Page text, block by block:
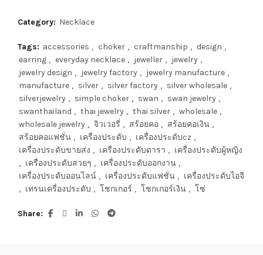
Category: Necklace
Tags: accessories , choker , craftmanship , design ,
earring , everyday necklace , jeweller , jewelry ,
jewelry design , jewelry factory , jewelry manufacture ,
manufacture , silver , silver factory , silver wholesale ,
silverjewelry , simple choker , swan , swan jewelry ,
swanthailand , thai jewelry , thai silver , wholesale ,
wholesale jewelry , จิวเวอรี่ , สร้อยคอ , สร้อยคอเงิน ,
สร้อยคอแฟชั่น , เครื่องประดับ , เครื่องประดับcz ,
เครื่องประดับขายส่ง , เครื่องประดับดารา , เครื่องประดับผู้หญิง
, เครื่องประดับสวยๆ , เครื่องประดับออกงาน ,
เครื่องประดับออนไลน์ , เครื่องประดับแฟชั่น , เครื่องประดับไอจี
, เทรนเครื่องประดับ , โชกเกอร์ , โชกเกอร์เงิน , โซ่
Share